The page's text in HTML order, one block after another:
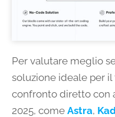
Per valutare meglio
soluzione ideale per
confronto diretto con
2025, come Astra,